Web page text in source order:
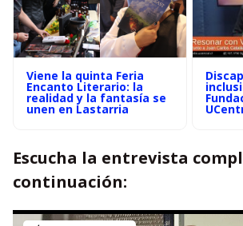
Viene la quinta Feria
Encanto Literario: la
realidad y la fantasía se
unen en Lastarria
Escucha la entrevista
continuación: